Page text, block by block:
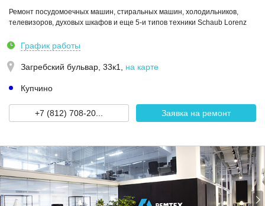
Ремонт посудомоечных машин, стиральных машин, холодильников,
телевизоров, духовых шкафов и еще 5-и типов техники Schaub Lorenz
График работы
Загребский бульвар, 33к1 на карте
Купчино
+7 (812) 708-20... Заявка на ремонт